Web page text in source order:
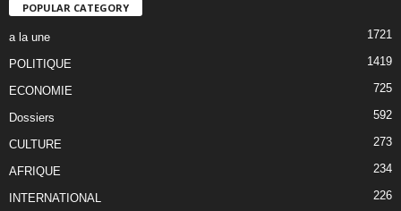
POPULAR CATEGORY
a la une 1721
POLITIQUE 1419
ECONOMIE 725
Dossiers 592
CULTURE 273
AFRIQUE 234
INTERNATIONAL 226